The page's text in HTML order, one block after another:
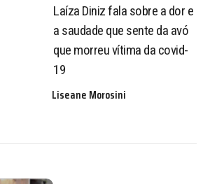
Laíza Diniz fala sobre a dor e
a saudade que sente da avó
que morreu vítima da covid-
19
Liseane Morosini